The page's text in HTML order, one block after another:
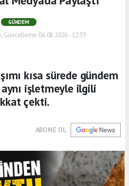
GÜNDEM
Güncelleme: 06.08.2026 - 12:39
kısa sürede gündem
işletmeyle ilgili
çekti.
ABONE OL